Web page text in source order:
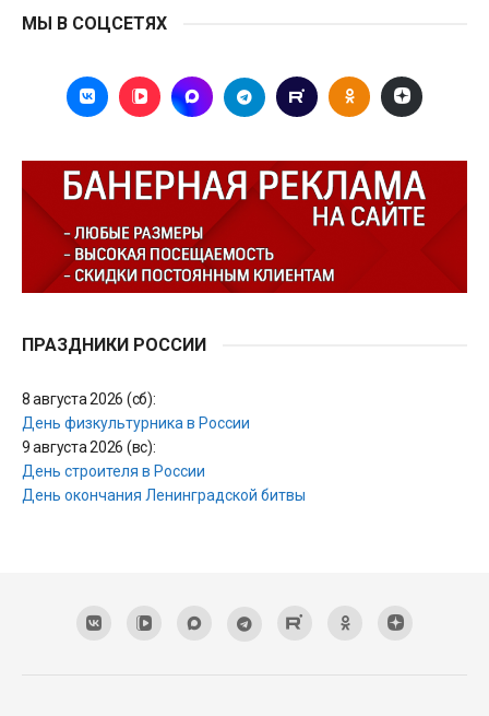
МЫ В СОЦСЕТЯХ
ПРАЗДНИКИ РОССИИ
8 августа 2026 (сб):
День физкультурника в России
9 августа 2026 (вс):
День строителя в России
День окончания Ленинградской битвы